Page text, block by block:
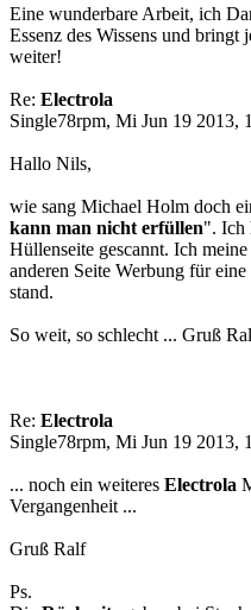
Eine wunderbare Arbeit, ich
Essenz des Wissens und bringt
weiter!
Re: Electrola
Single78rpm, Mi Jun 19 2013,
Hallo Nils,
wie sang Michael Holm doch
kann man nicht erfüllen". Ich
Hüllenseite gescannt. Ich
anderen Seite Werbung für
stand.
So weit, so schlecht ... Gruß
Re: Electrola
Single78rpm, Mi Jun 19 2013,
... noch ein weiteres Electrola
Vergangenheit ...
Gruß Ralf
Ps.